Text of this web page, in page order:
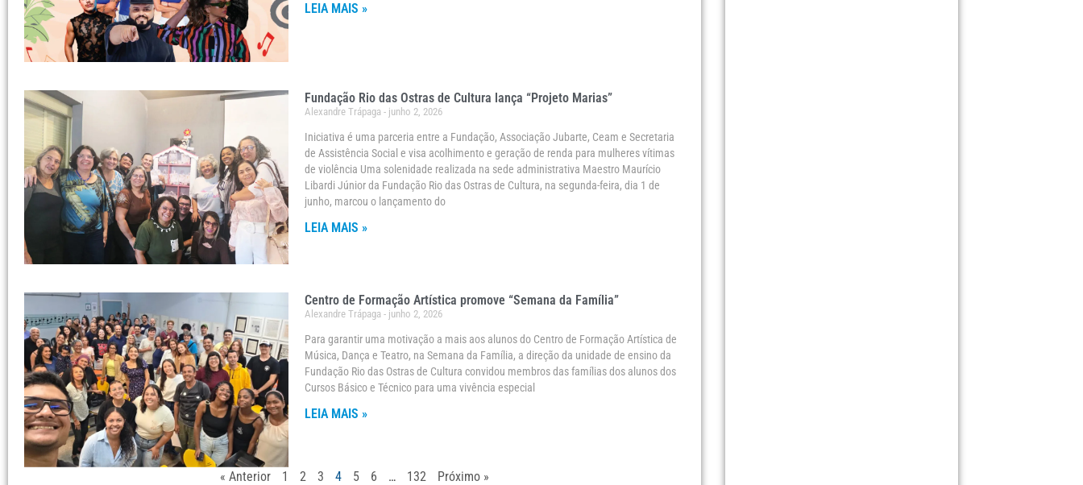
LEIA MAIS »
Fundação Rio das Ostras de Cultura lança “Projeto Marias”
Alexandre Trápaga junho 2, 2026
Iniciativa é uma parceria entre a Fundação, Associação Jubarte, Ceam e Secretaria
de Assistência Social e visa acolhimento e geração de renda para mulheres vítimas
de violência Uma solenidade realizada na sede administrativa Maestro Maurício
Libardi Júnior da Fundação Rio das Ostras de Cultura, na segunda-feira, dia 1 de
junho, marcou o lançamento do
LEIA MAIS »
Centro de Formação Artística promove “Semana da Família”
Alexandre Trápaga junho 2, 2026
Para garantir uma motivação a mais aos alunos do Centro de Formação Artística de
Música, Dança e Teatro, na Semana da Família, a direção da unidade de ensino da
Fundação Rio das Ostras de Cultura convidou membros das famílias dos alunos dos
Cursos Básico e Técnico para uma vivência especial
LEIA MAIS »
« Anterior 1 2 3 4 5 6 … 132 Próximo »